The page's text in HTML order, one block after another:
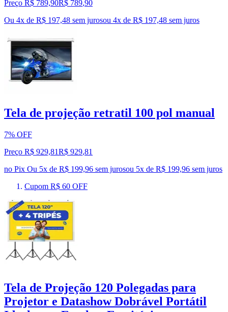
Preço R$ 789,90R$ 789,90
Ou 4x de R$ 197,48 sem jurosou 4x de R$ 197,48 sem juros
Tela de projeção retratil 100 pol manual
7% OFF
Preço R$ 929,81R$ 929,81
no Pix Ou 5x de R$ 199,96 sem jurosou 5x de R$ 199,96 sem juros
Cupom R$ 60 OFF
Tela de Projeção 120 Polegadas para
Projetor e Datashow Dobrável Portátil